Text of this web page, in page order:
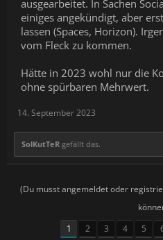
ausgearbeitet. In Sachen
einiges angekündigt, aber
lassen (Spaces, Horizon).
vom Fleck zu kommen.
Hätte in 2023 wohl nur die
ohne spürbaren Mehrwert.
14. September 2023
SolKutTeR gefällt das.
(Du musst angemeldet oder
1
2 3 4 5